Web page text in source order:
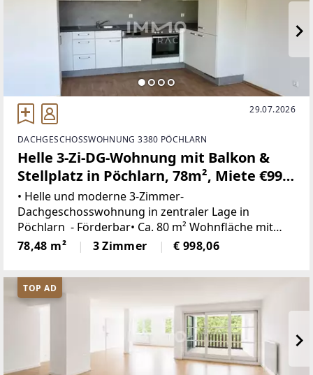
29.07.2026
DACHGESCHOSSWOHNUNG 3380 PÖCHLARN
Helle 3-Zi-DG-Wohnung mit Balkon &
Stellplatz in Pöchlarn, 78m², Miete €998
- Förderbar
​• Helle und moderne 3-Zimmer-
Dachgeschosswohnung in zentraler Lage in
Pöchlarn - Förderbar• Ca. 80 m² Wohnfläche mit
durchdachter Raumaufteilung • Einladender
Vorraum • Praktischer Abstellraum • Voll möblierte
Küche •
78,48 m² 3 Zimmer € 998,06
TOP AD